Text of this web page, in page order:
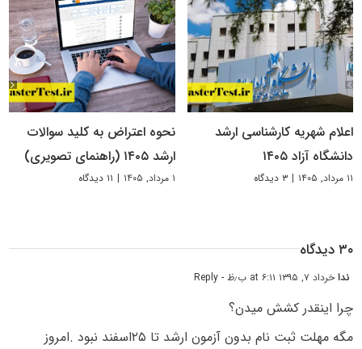
اعلام شهریه کارشناسی ارشد
دانشگاه آزاد ۱۴۰۵
۱۱ مرداد, ۱۴۰۵ | ۳ دیدگاه
نحوه اعتراض به کلید سوالات
ارشد ۱۴۰۵ (راهنمای تصویری)
۱ مرداد, ۱۴۰۵ | ۱۱ دیدگاه
۳۰ دیدگاه
نداخرداد ۷, ۱۳۹۵ at ۶:۱۱ ب٫ظ - Reply
چرا اینقدر کشش میدن؟
مگه مهلت ثبت نام بدون آزمون ارشد تا ۲۵اسفند نبود .امروز